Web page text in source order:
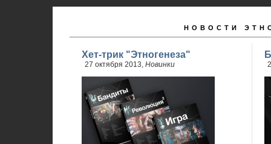
НОВОСТИ
Хет-трик "Этногенеза"
27 октября 2013, Новинки